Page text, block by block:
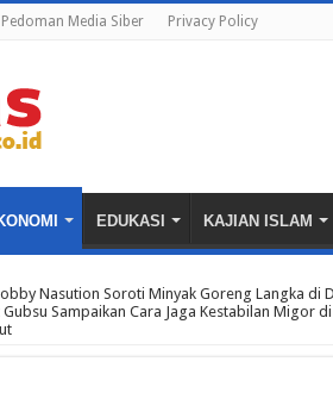
Pedoman Media Siber Privacy Policy
EDUKASI KAJIAN ISLAM
Nasution Soroti Minyak Goreng Langka di
Sampaikan Cara Jaga Kestabilan Migor